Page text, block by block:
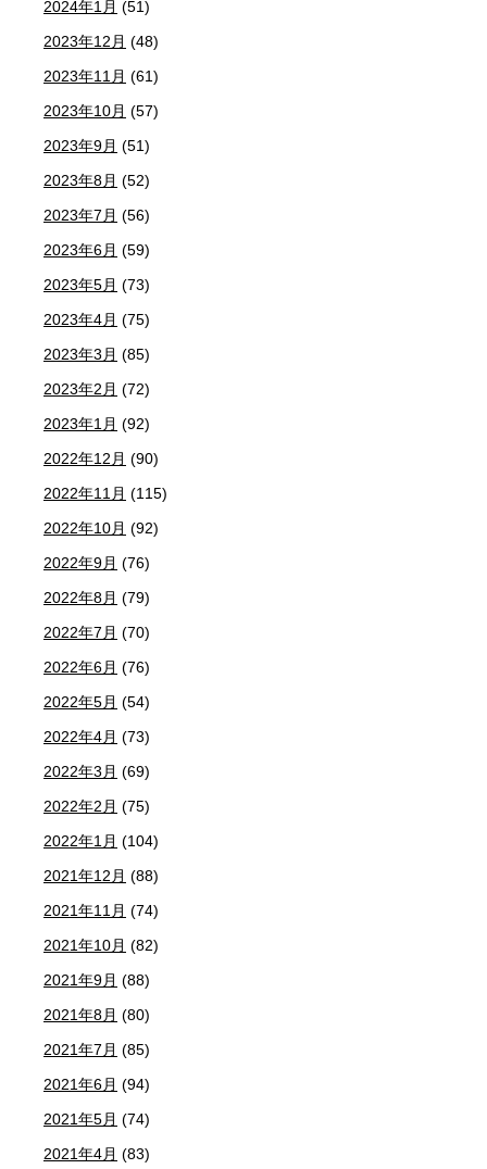
2024年1月 (51)
2023年12月 (48)
2023年11月 (61)
2023年10月 (57)
2023年9月 (51)
2023年8月 (52)
2023年7月 (56)
2023年6月 (59)
2023年5月 (73)
2023年4月 (75)
2023年3月 (85)
2023年2月 (72)
2023年1月 (92)
2022年12月 (90)
2022年11月 (115)
2022年10月 (92)
2022年9月 (76)
2022年8月 (79)
2022年7月 (70)
2022年6月 (76)
2022年5月 (54)
2022年4月 (73)
2022年3月 (69)
2022年2月 (75)
2022年1月 (104)
2021年12月 (88)
2021年11月 (74)
2021年10月 (82)
2021年9月 (88)
2021年8月 (80)
2021年7月 (85)
2021年6月 (94)
2021年5月 (74)
2021年4月 (83)